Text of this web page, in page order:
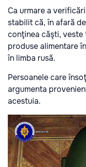
Ca urmare a
stabilit că, în afară
conţinea căşti, veste
produse alimentare
în limba rusă.
Persoanele care
argumenta
acestuia.